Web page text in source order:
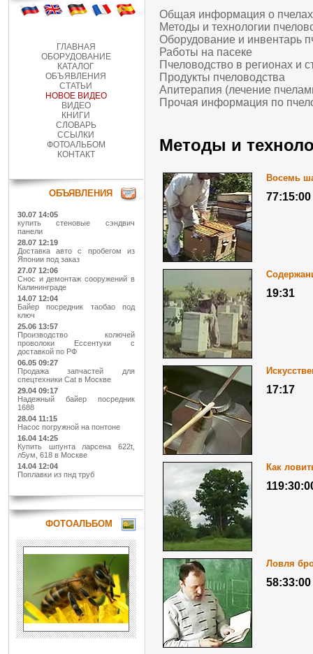
ГЛАВНАЯ
ОБОРУДОВАНИЕ
КАТАЛОГ
ОБЪЯВЛЕНИЯ
СТАТЬИ
НОВОЕ ВИДЕО
ВИДЕО
КНИГИ
СЛОВАРЬ
ССЫЛКИ
ФОТОАЛЬБОМ
КОНТАКТ
ОБЪЯВЛЕНИЯ
30.07 14:05
купить стеновые сэндвич
панели
28.07 12:19
Доставка авто с пробегом из
Японии под заказ
27.07 12:06
Снос и демонтаж сооружений в
Калининграде
14.07 12:04
Байер посредник таобао под
ключ
25.06 13:57
Производство колючей
проволоки Ессентуки с
доставкой по РФ
06.05 09:27
Продажа запчастей для
спецтехники Cat в Москве
29.04 09:17
Надежный байер посредник
1688
28.04 11:15
Насос погружной на понтоне
16.04 14:25
Купить шпунта ларсена 622t,
л5ум, 618 в Москве
14.04 12:04
Поплавки из пнд труб
ФОТОАЛЬБОМ
Общая информация о пчелах
Методы и технологии
Оборудование и инвентарь
Работы на пасеке
Пчеловодство в регионах и
Продукты пчеловодства
Апитерапия (лечение
Прочая информация по
Методы и
Восемь
77:15:00
19:31
17:17
Как
Ловля
58:33:00